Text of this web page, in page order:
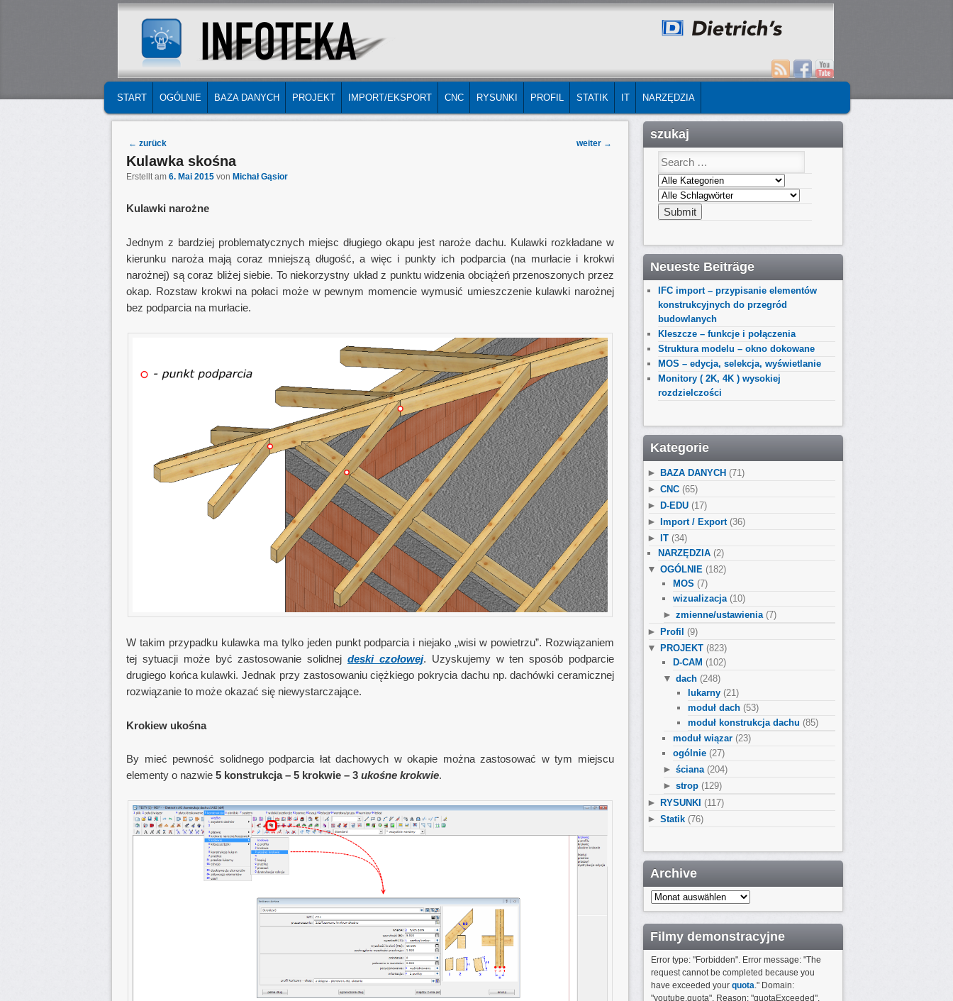
SKIP TO PRIMARY CONTENT
SKIP TO SECONDARY CONTENT
START OGÓLNIE BAZA DANYCH PROJEKT IMPORT/EKSPORT CNC RYSUNKI PROFIL STATIK IT NARZĘDZIA
Post navigation
← zurück weiter →
Kulawka skośna
Erstellt am 6. Mai 2015 von Michał Gąsior
Kulawki narożne
Jednym z bardziej problematycznych miejsc długiego okapu jest naroże dachu. Kulawki rozkładane w
kierunku naroża mają coraz mniejszą długość, a więc i punkty ich podparcia (na murłacie i krokwi
narożnej) są coraz bliżej siebie. To niekorzystny układ z punktu widzenia obciążeń przenoszonych przez
okap. Rozstaw krokwi na połaci może w pewnym momencie wymusić umieszczenie kulawki narożnej
bez podparcia na murłacie.
W takim przypadku kulawka ma tylko jeden punkt podparcia i niejako „wisi w powietrzu”. Rozwiązaniem
tej sytuacji może być zastosowanie solidnej deski czołowej. Uzyskujemy w ten sposób podparcie
drugiego końca kulawki. Jednak przy zastosowaniu ciężkiego pokrycia dachu np. dachówki ceramicznej
rozwiązanie to może okazać się niewystarczające.
Krokiew ukośna
By mieć pewność solidnego podparcia łat dachowych w okapie można zastosować w tym miejscu
elementy o nazwie 5 konstrukcja – 5 krokwie – 3 ukośne krokwie.
szukaj
Neueste Beiträge
IFC import – przypisanie elementów
konstrukcyjnych do przegród
budowlanych
Kleszcze – funkcje i połączenia
Struktura modelu – okno dokowane
MOS – edycja, selekcja, wyświetlanie
Monitory ( 2K, 4K ) wysokiej
rozdzielczości
Kategorie
► BAZA DANYCH (71)
► CNC (65)
► D-EDU (17)
► Import / Export(36)
► IT (34)
NARZĘDZIA (2)
▼ OGÓLNIE (182)
MOS (7)
wizualizacja (10)
► zmienne/ustawienia(7)
► Profil (9)
▼ PROJEKT (823)
D-CAM (102)
▼ dach(248)
lukarny (21)
moduł dach (53)
moduł konstrukcja dachu (85)
moduł wiązar (23)
ogólnie (27)
► ściana(204)
► strop(129)
► RYSUNKI (117)
► Statik (76)
Archive
Archive
Filmy demonstracyjne
Error type: "Forbidden". Error message: "The
request cannot be completed because you
have exceeded your quota." Domain:
"youtube.quota". Reason: "quotaExceeded".